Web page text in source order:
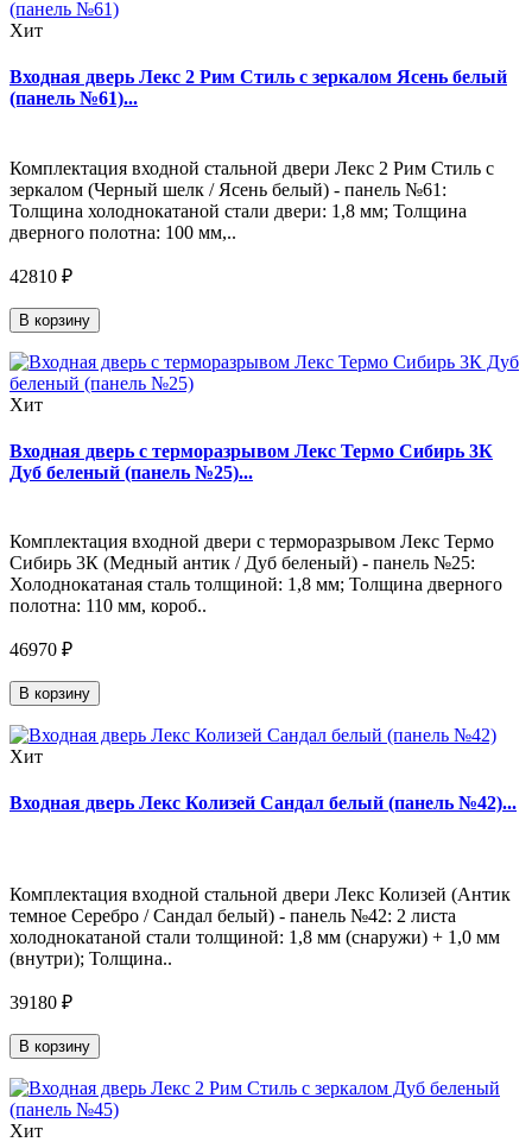
Хит
Входная дверь Лекс 2 Рим Стиль с зеркалом Ясень белый
(панель №61)...
Комплектация входной стальной двери Лекс 2 Рим Стиль с
зеркалом (Черный шелк / Ясень белый) - панель №61:
Толщина холоднокатаной стали двери: 1,8 мм; Толщина
дверного полотна: 100 мм,..
42810 ₽
В корзину
Хит
Входная дверь с терморазрывом Лекс Термо Сибирь 3К
Дуб беленый (панель №25)...
Комплектация входной двери с терморазрывом Лекс Термо
Сибирь 3К (Медный антик / Дуб беленый) - панель №25:
Холоднокатаная сталь толщиной: 1,8 мм; Толщина дверного
полотна: 110 мм, короб..
46970 ₽
В корзину
Хит
Входная дверь Лекс Колизей Сандал белый (панель №42)...
Комплектация входной стальной двери Лекс Колизей (Антик
темное Серебро / Сандал белый) - панель №42: 2 листа
холоднокатаной стали толщиной: 1,8 мм (снаружи) + 1,0 мм
(внутри); Толщина..
39180 ₽
В корзину
Хит